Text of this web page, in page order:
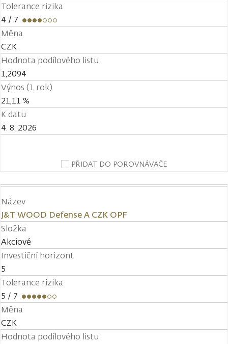
Tolerance rizika
4 / 7
Měna
CZK
Hodnota podílového listu
1,2094
Výnos (1 rok)
21,11 %
K datu
4. 8. 2026
PŘIDAT DO POROVNÁVAČE
Název
J&T WOOD Defense A CZK OPF
Složka
Akciové
Investiční horizont
5
Tolerance rizika
5 / 7
Měna
CZK
Hodnota podílového listu